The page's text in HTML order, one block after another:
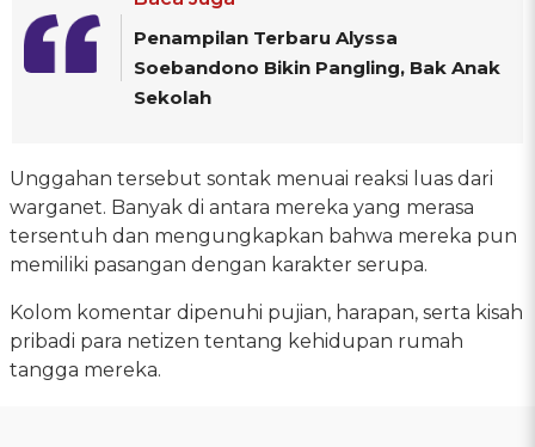
Penampilan Terbaru Alyssa
Soebandono Bikin Pangling, Bak Anak
Sekolah
Unggahan tersebut sontak menuai reaksi luas dari
warganet. Banyak di antara mereka yang merasa
tersentuh dan mengungkapkan bahwa mereka pun
memiliki pasangan dengan karakter serupa.
Kolom komentar dipenuhi pujian, harapan, serta kisah
pribadi para netizen tentang kehidupan rumah
tangga mereka.